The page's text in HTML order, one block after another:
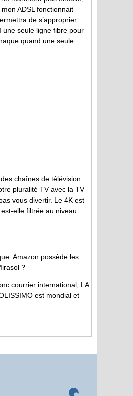
ADSL fonctionnait
de s’approprier
une seule ligne fibre pour
quand une seule
chaînes de télévision
pluralité TV avec la TV
vous divertir. Le 4K est
elle filtrée au niveau
Amazon possède les
?
courrier international, LA
est mondial et